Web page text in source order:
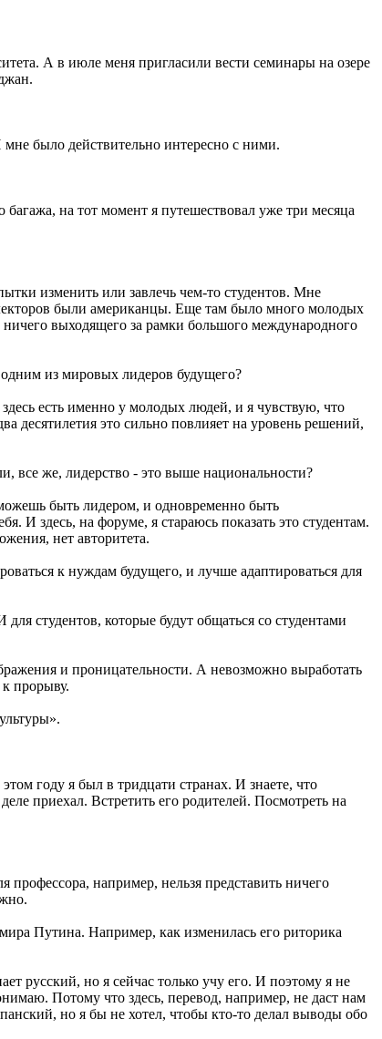
А в июле меня пригласили вести семинары на озере
было действительно интересно с ними.
на тот момент я путешествовал уже три месяца
изменить или завлечь чем-то студентов. Мне
были американцы. Еще там было много молодых
выходящего за рамки большого международного
из мировых лидеров будущего?
есть именно у молодых людей, и я чувствую, что
десятилетия это сильно повлияет на уровень решений,
все же, лидерство - это выше национальности?
быть лидером, и одновременно быть
И здесь, на форуме, я стараюсь показать это студентам.
нет авторитета.
к нуждам будущего, и лучше адаптироваться для
студентов, которые будут общаться со студентами
и проницательности. А невозможно выработать
прорыву.
году я был в тридцати странах. И знаете, что
приехал. Встретить его родителей. Посмотреть на
например, нельзя представить ничего
Путина. Например, как изменилась его риторика
русский, но я сейчас только учу его. И поэтому я не
Потому что здесь, перевод, например, не даст нам
но я бы не хотел, чтобы кто-то делал выводы обо